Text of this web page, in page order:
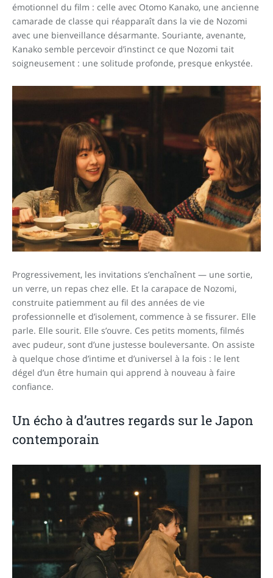
émotionnel du film : celle avec Otomo Kanako, une ancienne
camarade de classe qui réapparaît dans la vie de Nozomi
avec une bienveillance désarmante. Souriante, avenante,
Kanako semble percevoir d’instinct ce que Nozomi tait
soigneusement : une solitude profonde, presque enkystée.
Progressivement, les invitations s’enchaînent — une sortie,
un verre, un repas chez elle. Et la carapace de Nozomi,
construite patiemment au fil des années de vie
professionnelle et d’isolement, commence à se fissurer. Elle
parle. Elle sourit. Elle s’ouvre. Ces petits moments, filmés
avec pudeur, sont d’une justesse bouleversante. On assiste
à quelque chose d’intime et d’universel à la fois : le lent
dégel d’un être humain qui apprend à nouveau à faire
confiance.
Un écho à d’autres regards sur le Japon
contemporain